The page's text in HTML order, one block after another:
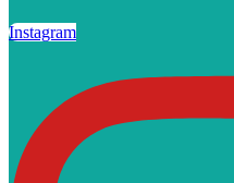
Instagram